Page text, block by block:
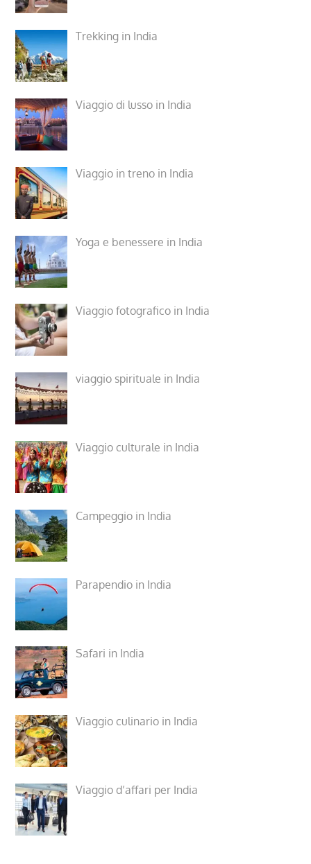
Trekking in India
Viaggio di lusso in India
Viaggio in treno in India
Yoga e benessere in India
Viaggio fotografico in India
viaggio spirituale in India
Viaggio culturale in India
Campeggio in India
Parapendio in India
Safari in India
Viaggio culinario in India
Viaggio d’affari per India